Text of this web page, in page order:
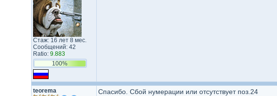
Стаж: 16 лет 8 мес.
Сообщений: 42
Ratio: 9.883
100%
teorema Спасибо. Сбой нумерации или отсутствует поз.24